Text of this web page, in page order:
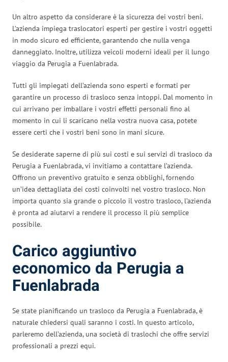
Un altro aspetto da considerare è la sicurezza dei vostri beni.
L’azienda impiega traslocatori esperti per gestire i vostri oggetti
in modo sicuro ed efficiente, garantendo che nulla venga
danneggiato. Inoltre, utilizza veicoli moderni ideali per il lungo
viaggio da Perugia a Fuenlabrada.
Tutti gli impiegati dell’azienda sono esperti e formati per
garantire un processo di trasloco senza intoppi. Dal momento in
cui arrivano per imballare i vostri effetti personali fino al
momento in cui li scaricano nella vostra nuova casa, potete
essere certi che i vostri beni sono in mani sicure.
Se desiderate saperne di più sui costi e sui servizi di trasloco da
Perugia a Fuenlabrada, vi invitiamo a contattare l’azienda.
Offrono un preventivo gratuito e senza obblighi, fornendo
un’idea dettagliata dei costi coinvolti nel vostro trasloco. Non
importa quanto sia grande o piccolo il vostro trasloco, l’azienda
è pronta ad aiutarvi a rendere il processo il più semplice
possibile.
Carico aggiuntivo
economico da Perugia a
Fuenlabrada
Se state pianificando un trasloco da Perugia a Fuenlabrada, è
naturale chiedersi quali saranno i costi. In questo articolo,
parleremo dell’azienda, una società di traslochi che offre servizi
professionali a prezzi equi.